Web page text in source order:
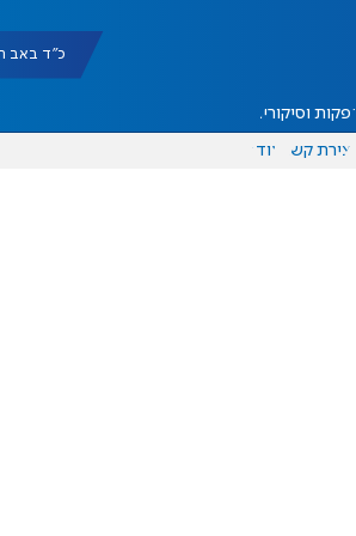
כ"ד באב תשפ"ו
הפקות וסיקורים
יצירת קשר עוד